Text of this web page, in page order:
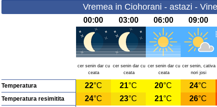
Vremea in Ciohorani - astazi -
00:00 03:00 06:00 09:00
cer senin dar cu
ceata
cer senin dar cu
ceata
cer senin dar cu
ceata
cer senin, cativa
nori josi
Temperatura 22°C 21°C 20°C 24°C
Temperatura resimitita 24°C 23°C 21°C 26°C